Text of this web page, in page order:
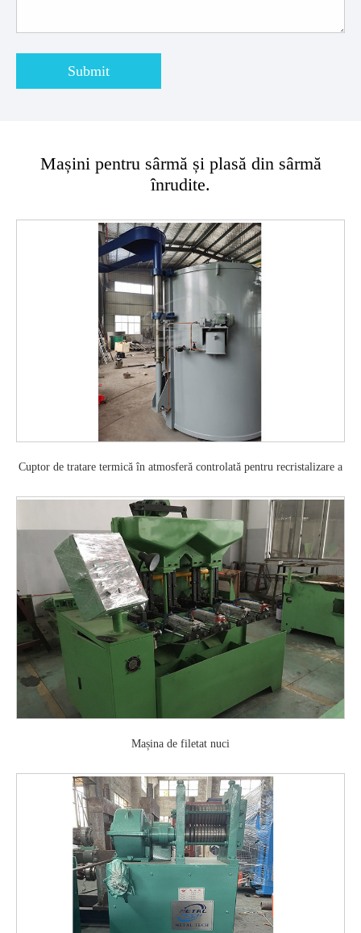
Submit
Mașini pentru sârmă și plasă din sârmă
înrudite.
Cuptor de tratare termică în atmosferă controlată pentru recristalizare a
Mașina de filetat nuci